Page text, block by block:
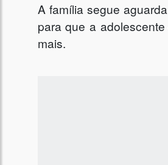
A família segue
para que a
mais.